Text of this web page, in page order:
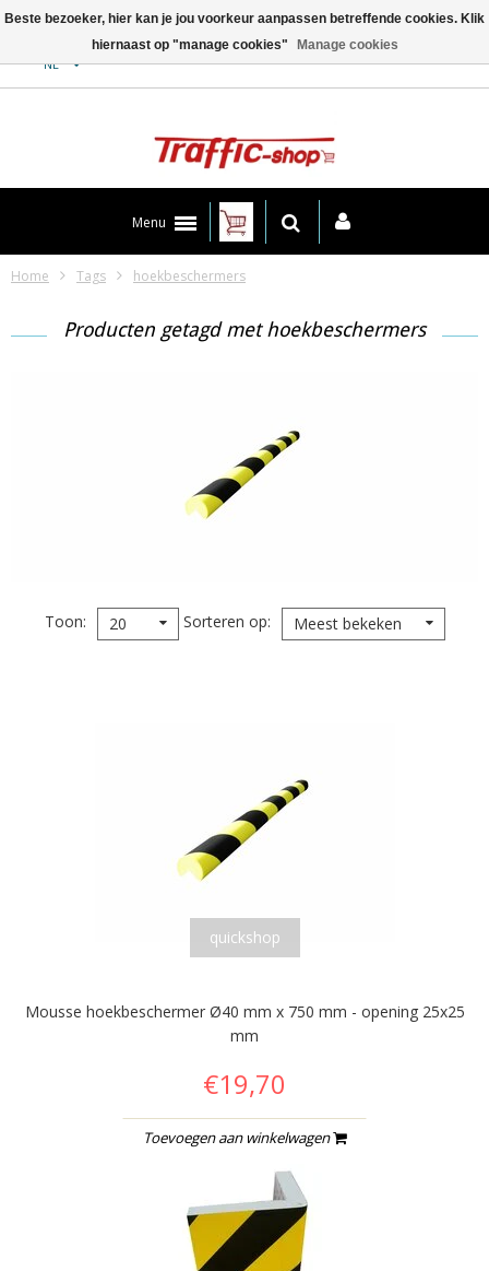
NL
Menu
Home Tags hoekbeschermers
Producten getagd met hoekbeschermers
Toon 20 Sorteren op Meest bekeken
quickshop
Mousse hoekbeschermer Ø40 mm x 750 mm - opening 25x25
mm
€19,70
Toevoegen aan winkelwagen
Beste bezoeker, hier kan je jou voorkeur aanpassen betreffende cookies. Klik
hiernaast op "manage cookies"
Manage cookies